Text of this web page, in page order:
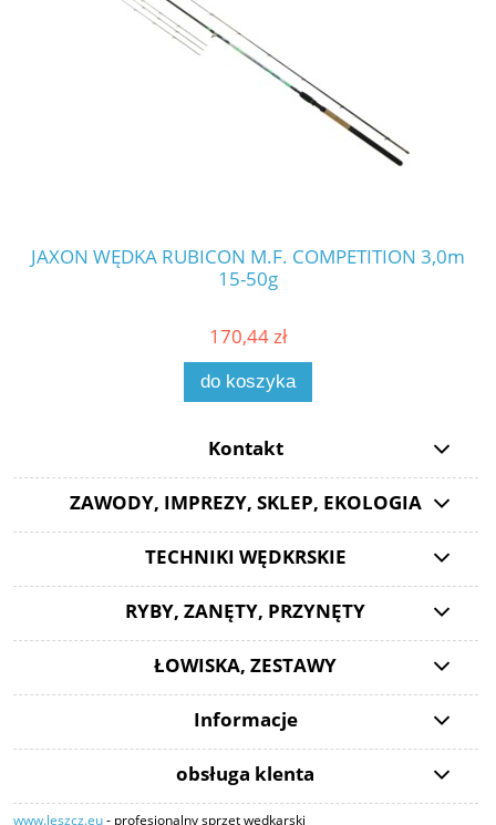
JAXON WĘDKA RUBICON M.F. COMPETITION 3,0m
15-50g
170,44 zł
do koszyka
Kontakt
ZAWODY, IMPREZY, SKLEP, EKOLOGIA
TECHNIKI WĘDKRSKIE
RYBY, ZANĘTY, PRZYNĘTY
ŁOWISKA, ZESTAWY
Informacje
obsługa klenta
www.leszcz.eu- profesjonalny sprzęt wędkarski